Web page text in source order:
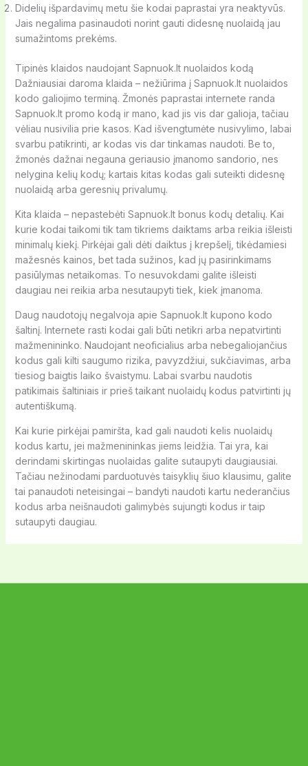
Didelių išpardavimų metu šie kodai paprastai yra neaktyvūs.
Jais negalima pasinaudoti norint gauti didesnę nuolaidą jau
sumažintoms prekėms.
Tipinės klaidos naudojant Sapnuok.lt nuolaidos kodą
Dažniausiai daroma klaida – nežiūrima į Sapnuok.lt nuolaidos
kodo galiojimo terminą. Žmonės paprastai internete randa
Sapnuok.lt promo kodą ir mano, kad jis vis dar galioja, tačiau
vėliau nusivilia prie kasos. Kad išvengtumėte nusivylimo, labai
svarbu patikrinti, ar kodas vis dar tinkamas naudoti. Be to,
žmonės dažnai negauna geriausio įmanomo sandorio, nes
nelygina kelių kodų; kartais kitas kodas gali suteikti didesnę
nuolaidą arba geresnių privalumų.
Kita klaida – nepastebėti Sapnuok.lt bonus kodų detalių. Kai
kurie kodai taikomi tik tam tikriems daiktams arba reikia išleisti
minimalų kiekį. Pirkėjai gali dėti daiktus į krepšelį, tikėdamiesi
mažesnės kainos, bet tada sužinos, kad jų pasirinkimams
pasiūlymas netaikomas. To nesuvokdami galite išleisti
daugiau nei reikia arba nesutaupyti tiek, kiek įmanoma.
Daug naudotojų negalvoja apie Sapnuok.lt kupono kodo
šaltinį. Internete rasti kodai gali būti netikri arba nepatvirtinti
mažmenininko. Naudojant neoficialius arba nebegaliojančius
kodus gali kilti saugumo rizika, pavyzdžiui, sukčiavimas, arba
tiesiog baigtis laiko švaistymu. Labai svarbu naudotis
patikimais šaltiniais ir prieš taikant nuolaidų kodus patvirtinti jų
autentiškumą.
Kai kurie pirkėjai pamiršta, kad gali naudoti kelis nuolaidų
kodus kartu, jei mažmenininkas jiems leidžia. Tai yra, kai
derindami skirtingas nuolaidas galite sutaupyti daugiausiai.
Tačiau nežinodami parduotuvės taisyklių šiuo klausimu, galite
tai panaudoti neteisingai – bandyti naudoti kartu nederančius
kodus arba neišnaudoti galimybės sujungti kodus ir taip
sutaupyti daugiau.